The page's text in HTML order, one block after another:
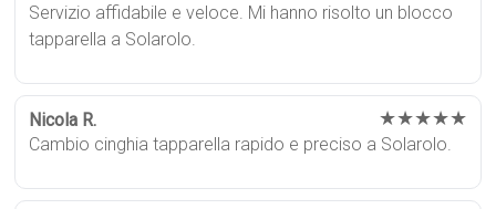
Servizio affidabile e veloce. Mi hanno risolto un blocco
tapparella a Solarolo.
Nicola R. ★★★★★
Cambio cinghia tapparella rapido e preciso a Solarolo.